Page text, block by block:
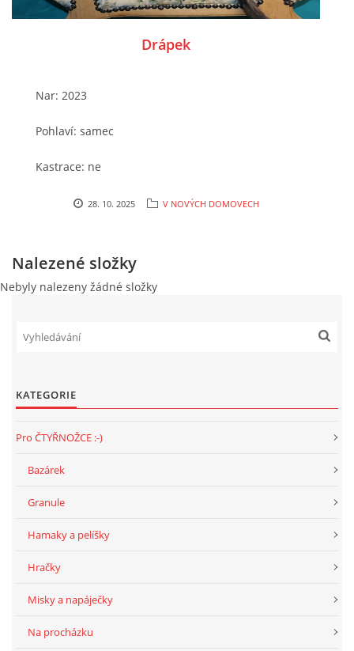
Drápek
Nar: 2023
Pohlaví: samec
Kastrace: ne
Očkování / čip: ano
Místo nálezu / způsobe předání do útulku: od
28. 10. 2025 V NOVÝCH DOMOVECH
Nalezené složky
Nebyly nalezeny žádné složky
KATEGORIE
Pro ČTYŘNOŽCE :-)
Bazárek
Granule
Hamaky a pelíšky
Hračky
Misky a napáječky
Na procházku